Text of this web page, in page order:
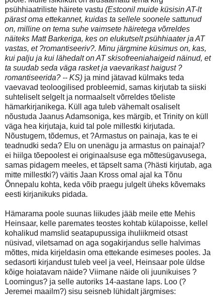
psühhiaatriliste häirete vastu (Estconil muide küsisin AT-lt
pärast oma ettekannet, kuidas ta sellele soonele sattunud
on, milline on tema suhe vaimsete häiretega võrreldes
näiteks Matt Barkeriga, kes on elukutselt psühhiaater ja AT
vastas, et ?romantiseeriv?. Minu järgmine küsimus on, kas,
kui palju ja kui lähedalt on AT skisofreeniahaigeid näinud, et
ta suudab seda väga rasket ja vaevarikast haigust ?
romantiseerida? -- KS) ja mind jätavad külmaks teda
vaevavad teoloogilised probleemid, samas kirjutab ta siiski
suhteliselt selgelt ja normaalselt võrreldes tõeliste
hämarkirjanikega. Küll aga tuleb vähemalt osaliselt
nõustuda Jaanus Adamsoniga, kes märgib, et Trinity on küll
väga hea kirjutaja, kuid tal pole millestki kirjutada.
Nõustugem, tõdemus, et ?Armastus on painaja, kas te ei
teadnudki seda? Elu on unenägu ja armastus on painaja!?
ei hiilga tõepoolest ei originaalsuse ega mõttesügavusega,
samas pidagem meeles, et täpselt sama (?hästi kirjutab, aga
mitte millestki?) väitis Jaan Kross omal ajal ka Tõnu
Õnnepalu kohta, keda võib praegu julgelt üheks kõvemaks
eesti kirjanikuks pidada.
Hämarama poole suunas liikudes jääb meile ette Mehis
Heinsaar, kelle paremates teostes kohtab külapoisse, kellel
kohalikud mamslid seatapupussiga ihuliikmeid otsast
nüsivad, viletsamad on aga sogakirjandus selle halvimas
mõttes, mida kirjeldasin oma ettekande esimeses pooles. Ja
sedasorti kirjandust tuleb veel ja veel, Heinsaar pole üldse
kõige hoiatavam näide? Viimane näide oli juunikuises ?
Loomingus? ja selle autoriks 14-aastane laps. Loo (?
Jeremei maailm?) sisu seisneb lühidalt järgmises: